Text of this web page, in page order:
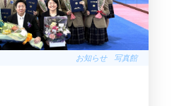
お知らせ 写真館